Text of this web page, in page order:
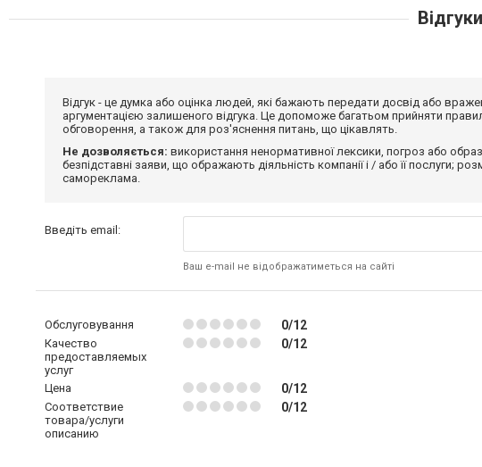
Відгуки
Відгук - це думка або оцінка людей, які бажають передати досвід або
аргументацією залишеного відгука. Це допоможе багатьом прийняти
обговорення, а також для роз'яснення питань, що цікавлять.
Не дозволяється: використання ненормативної лексики, погроз або
безпідставні заяви, що ображають діяльність компанії і / або її послуги;
самореклама.
Введіть email:
Ваш e-mail не відображатиметься на сайті
Обслуговування 0/12
Качество
предоставляемых
услуг
0/12
Цена 0/12
Соответствие
товара/услуги
описанию
0/12